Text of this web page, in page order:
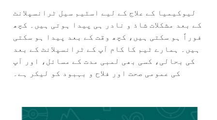
لیوکیمیا کے علاج کے لیے اسٹیم سیل ٹرانسپلانٹ
کے بعد مشکلات شاذ و نادر ہی پیدا ہوتی ہیں۔ کچھ
فوراً ہو سکتی ہیں، کچھ وقت کے بعد پیدا ہو سکتی
ہیں۔ ہمارے ٹیم کا کام آپ کے ٹرانسپلانٹ کے بعد
کی بحالی، کسی بھی لمبی مدت کے مسائل، اور آپ
کی عمومی صحت اور فلاح و بہبود کو لیکر ہے۔